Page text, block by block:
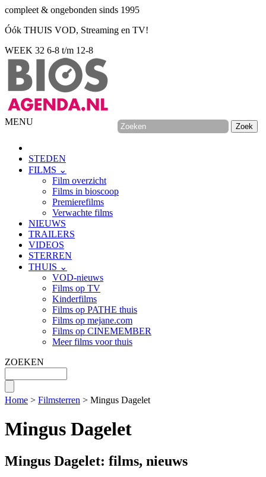
compleet & ongebonden sinds 1995
Óók THUIS VOD, Streaming en TV!
WEEK 32 6-8 t/m 12-8
MENU
STEDEN
FILMS ⌄
Film overzicht
Films in bioscoop
Premierefilms
Verwachte films
NIEUWS
TRAILERS
VIDEOS
STERREN
THUIS ⌄
VOD-nieuws
Films op TV
Kinderfilms
Films op PATHE thuis
Films op mejane.com
Films op CINEMEMBER
Meer films voor thuis
ZOEKEN
Home > Filmsterren > Mingus Dagelet
Mingus Dagelet
Mingus Dagelet: films, nieuws